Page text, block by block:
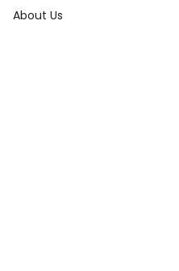
About Us